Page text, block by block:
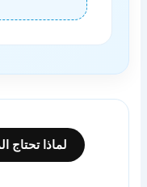
لماذا تحتاج